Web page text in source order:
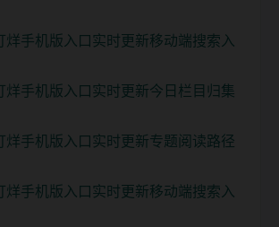
烊手机版入口实时更新移动端搜索入
烊手机版入口实时更新今日栏目归集
烊手机版入口实时更新专题阅读路径
烊手机版入口实时更新移动端搜索入